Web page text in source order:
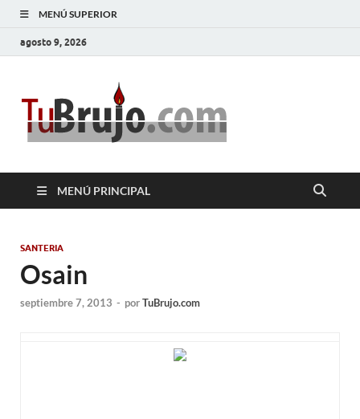
MENÚ SUPERIOR
agosto 9, 2026
MENÚ PRINCIPAL
SANTERIA
Osain
septiembre 7, 2013 - porTuBrujo.com